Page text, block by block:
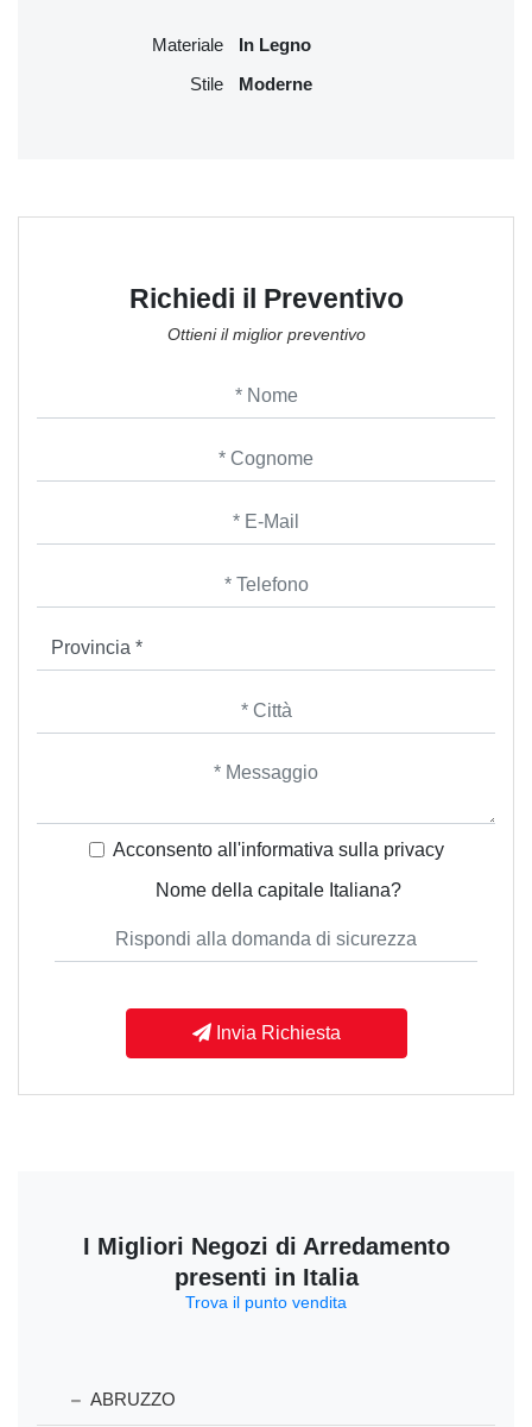
Richiedi il Preventivo
Ottieni il miglior preventivo
Acconsento all'informativa sulla privacy
Nome della capitale Italiana?
Invia Richiesta
Materiale In Legno
Stile Moderne
I Migliori Negozi di Arredamento
presenti in Italia
Trova il punto vendita
ABRUZZO